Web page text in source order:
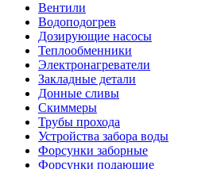
Вентили
Водоподогрев
Дозирующие насосы
Теплообменники
Электронагреватели
Закладные детали
Донные сливы
Скиммеры
Трубы прохода
Устройства забора воды
Форсунки заборные
Форсунки подающие